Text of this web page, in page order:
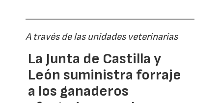
A través de las unidades veterinarias
La Junta de Castilla y
León suministra forraje
a los ganaderos